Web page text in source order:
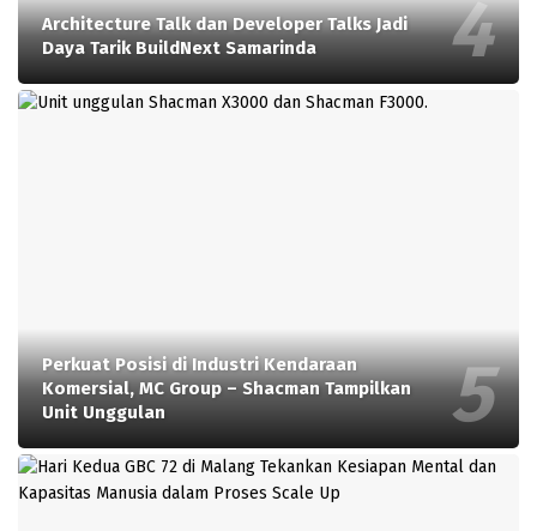
Architecture Talk dan Developer Talks Jadi
Daya Tarik BuildNext Samarinda
Perkuat Posisi di Industri Kendaraan
Komersial, MC Group – Shacman Tampilkan
Unit Unggulan